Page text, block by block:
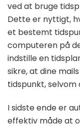
ved at bruge
Dette er nyttigt,
et bestemt
computeren på
indstille en
sikre, at dine
tidspunkt, selvom
I sidste ende er
effektiv måde at